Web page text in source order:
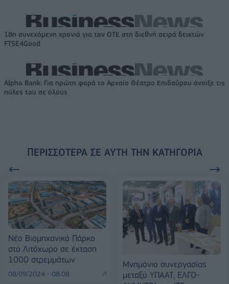
18η συνεχόμενη χρονιά για τον ΟΤΕ στη διεθνή σειρά δεικτών
FTSE4Good
Alpha Bank: Για πρώτη φορά το Αρχαίο Θέατρο Επιδαύρου άνοιξε τις
πύλες του σε όλους
ΠΕΡΙΣΣΌΤΕΡΑ ΣΕ ΑΥΤΉ ΤΗΝ ΚΑΤΗΓΟΡΊΑ
Νέο Βιομηχανικό Πάρκο
στο Λιτόχωρο σε έκταση
1000 στρεμμάτων
08/09/2024 - 08:08
Μνημόνιο συνεργασίας
μεταξύ ΥΠΑΑΤ, ΕΛΓΟ-